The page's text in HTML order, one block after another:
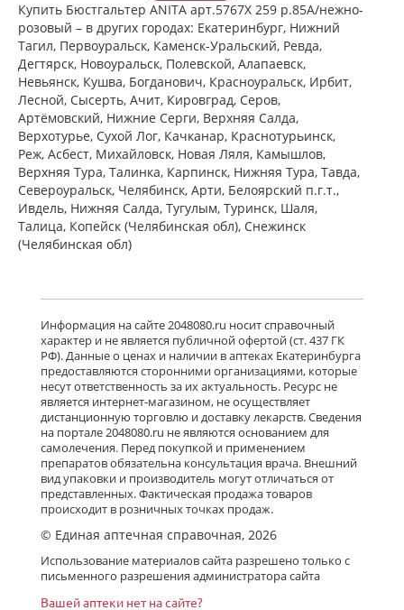
Купить Бюстгальтер ANITA арт.5767X 259 р.85A/нежно-
розовый – в других городах: Екатеринбург, Нижний
Тагил, Первоуральск, Каменск-Уральский, Ревда,
Дегтярск, Новоуральск, Полевской, Алапаевск,
Невьянск, Кушва, Богданович, Красноуральск, Ирбит,
Лесной, Сысерть, Ачит, Кировград, Серов,
Артёмовский, Нижние Cерги, Верхняя Салда,
Верхотурье, Сухой Лог, Качканар, Краснотурьинск,
Реж, Асбест, Михайловск, Новая Ляля, Камышлов,
Верхняя Тура, Талинка, Карпинск, Нижняя Тура, Тавда,
Североуральск, Челябинск, Арти, Белоярский п.г.т.,
Ивдель, Нижняя Салда, Тугулым, Туринск, Шаля,
Талица, Копейск (Челябинская обл), Снежинск
(Челябинская обл)
Информация на сайте 2048080.ru носит справочный
характер и не является публичной офертой (ст. 437 ГК
РФ). Данные о ценах и наличии в аптеках Екатеринбурга
предоставляются сторонними организациями, которые
несут ответственность за их актуальность. Ресурс не
является интернет-магазином, не осуществляет
дистанционную торговлю и доставку лекарств. Сведения
на портале 2048080.ru не являются основанием для
самолечения. Перед покупкой и применением
препаратов обязательна консультация врача. Внешний
вид упаковки и производитель могут отличаться от
представленных. Фактическая продажа товаров
происходит в розничных точках продаж.
© Единая аптечная справочная, 2026
Использование материалов сайта разрешено только с
письменного разрешения администратора сайта
Вашей аптеки нет на сайте?